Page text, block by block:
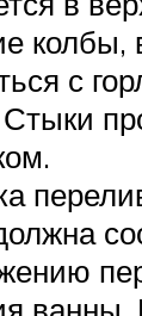
колбы,
с